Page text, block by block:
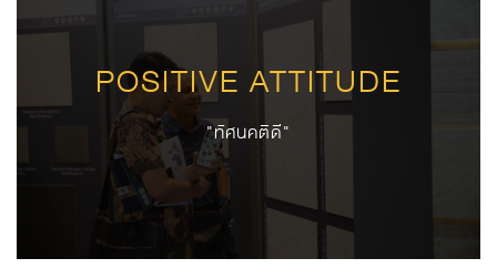
POSITIVE ATTITUDE
"ทัศนคติดี"